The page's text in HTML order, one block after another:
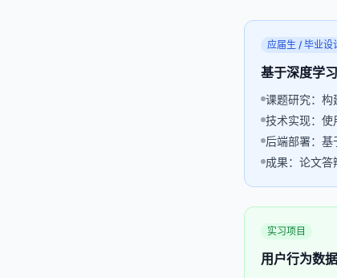
应届生 / 毕业设
基于深度学
课题研究：
技术实现：
后端部署：
成果：论文答
实习项目
用户行为数